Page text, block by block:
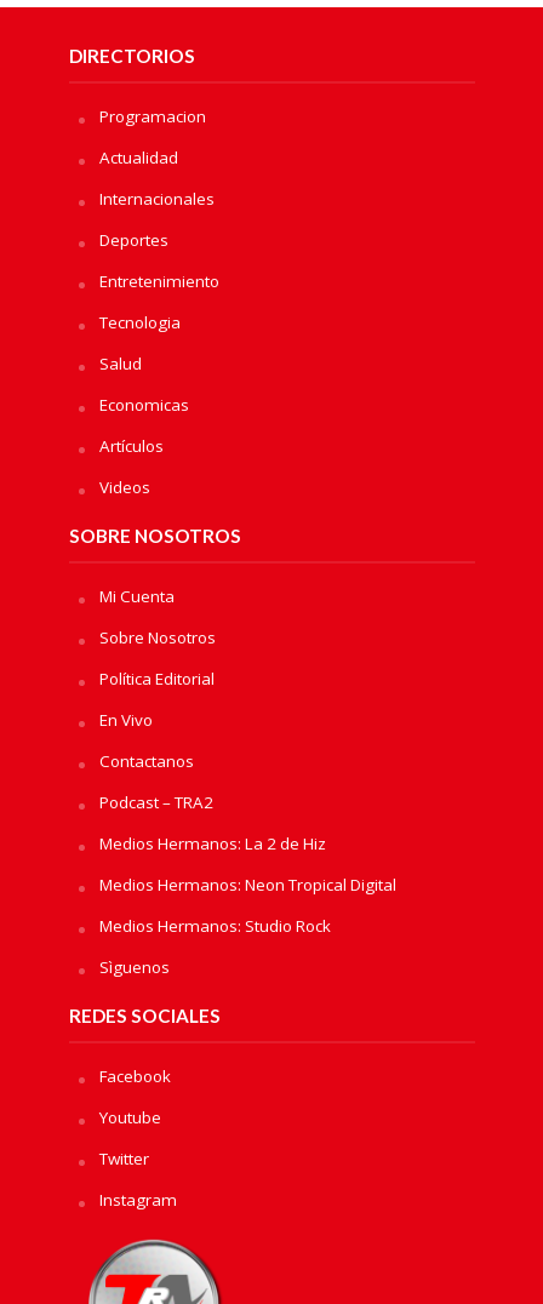
DIRECTORIOS
Programacion
Actualidad
Internacionales
Deportes
Entretenimiento
Tecnologia
Salud
Economicas
Artículos
Videos
SOBRE NOSOTROS
Mi Cuenta
Sobre Nosotros
Política Editorial
En Vivo
Contactanos
Podcast – TRA2
Medios Hermanos: La 2 de Hiz
Medios Hermanos: Neon Tropical Digital
Medios Hermanos: Studio Rock
Sìguenos
REDES SOCIALES
Facebook
Youtube
Twitter
Instagram